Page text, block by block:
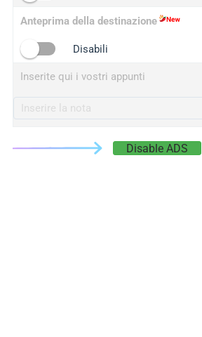
Anteprima della destinazione
Disabili
Inserite qui i vostri appunti
Disable ADS